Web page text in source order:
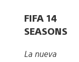
FIFA 14
SEASONS
La nueva